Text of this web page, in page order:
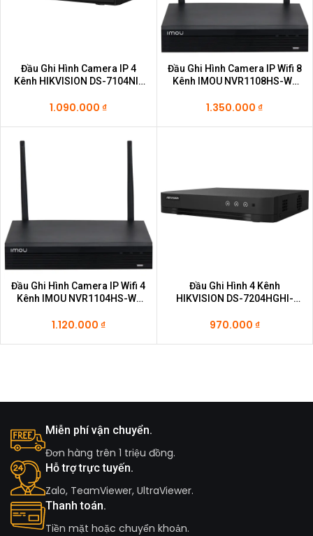
Đầu Ghi Hình Camera IP 4
Kênh HIKVISION DS-7104NI-
1.090.000₫
Đầu Ghi Hình Camera IP Wifi 8
Kênh IMOU NVR1108HS-W-
1.350.000₫
Đầu Ghi Hình Camera IP Wifi 4
Kênh IMOU NVR1104HS-W-
1.120.000 ₫
Đầu Ghi Hình 4 Kênh
HIKVISION DS-7204HGHI-
970.000 ₫
Miễn phí vận chuyển.
Đơn hàng trên 1 triệu đồng.
Hỗ trợ trực tuyến.
Zalo, TeamViewer, UltraViewer.
Thanh toán.
Tiền mặt hoặc chuyển khoản.